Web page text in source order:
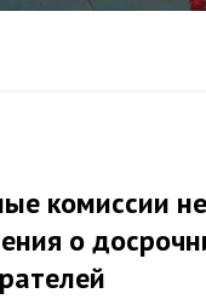
комиссии
о